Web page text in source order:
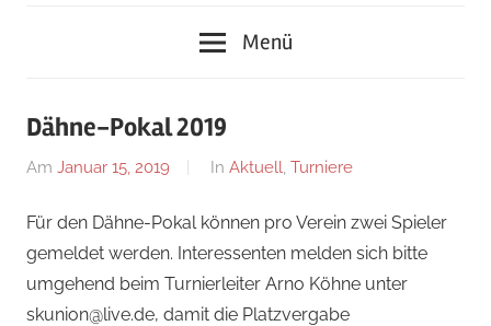
Menü
Dähne-Pokal 2019
Am Januar 15, 2019
Von
In Aktuell, Turniere
Für den Dähne-Pokal können pro Verein zwei Spieler
gemeldet werden. Interessenten melden sich bitte
umgehend beim Turnierleiter Arno Köhne unter
skunion@live.de, damit die Platzvergabe